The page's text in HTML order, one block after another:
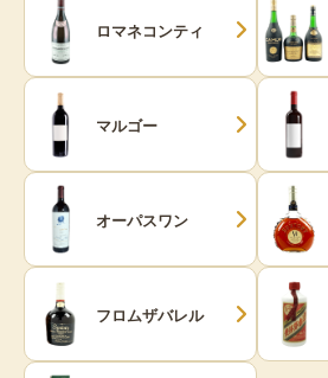
ロマネコンティ
マルゴー
オーパスワン
フロムザバレル